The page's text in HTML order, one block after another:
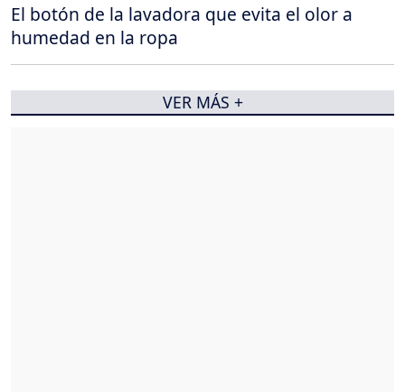
El botón de la lavadora que evita el olor a
humedad en la ropa
VER MÁS +